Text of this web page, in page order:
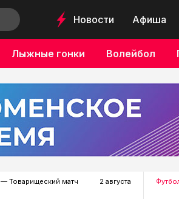
Новости Афиша
Лыжные гонки Волейбол
— Товарищеский матч 2 августа